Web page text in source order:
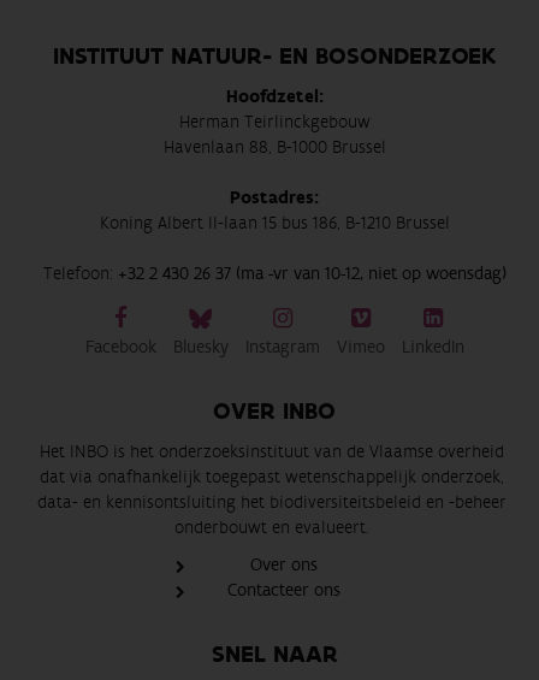
INSTITUUT NATUUR- EN BOSONDERZOEK
Hoofdzetel:
Herman Teirlinckgebouw
Havenlaan 88, B-1000 Brussel
Postadres:
Koning Albert II-laan 15 bus 186, B-1210 Brussel
Telefoon: +32 2 430 26 37 (ma -vr van 10-12, niet op woensdag)
Facebook Bluesky Instagram Vimeo LinkedIn
OVER INBO
Het INBO is het onderzoeksinstituut van de Vlaamse overheid
dat via onafhankelijk toegepast wetenschappelijk onderzoek,
data- en kennisontsluiting het biodiversiteitsbeleid en -beheer
onderbouwt en evalueert.
Over ons
Contacteer ons
SNEL NAAR